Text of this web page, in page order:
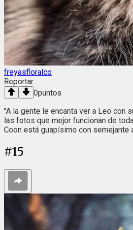
freyasfloralco
Reportar
0puntos
"A la gente le encanta ver a Leo con
las fotos que mejor funcionan de
Coon está guapísimo con semejante
#15